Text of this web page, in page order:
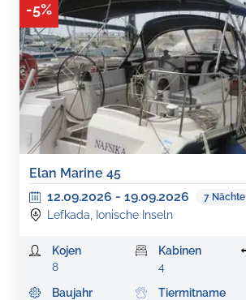
-5%
Elan Marine 45
12.09.2026 - 19.09.2026 7 Nächte
Lefkada, Ionische Inseln
Kojen
8
Kabinen
4
Baujahr
Tiermitname